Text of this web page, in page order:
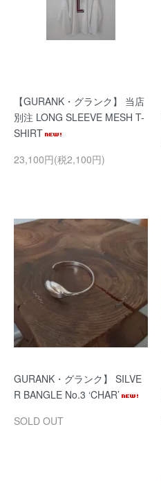
【GURANK・グランク】 当店
別注 LONG SLEEVE MESH T-
SHIRT
23,100円(税2,100円)
GURANK・グランク】 SILVE
R BANGLE No.3 ‘CHAR’
SOLD OUT